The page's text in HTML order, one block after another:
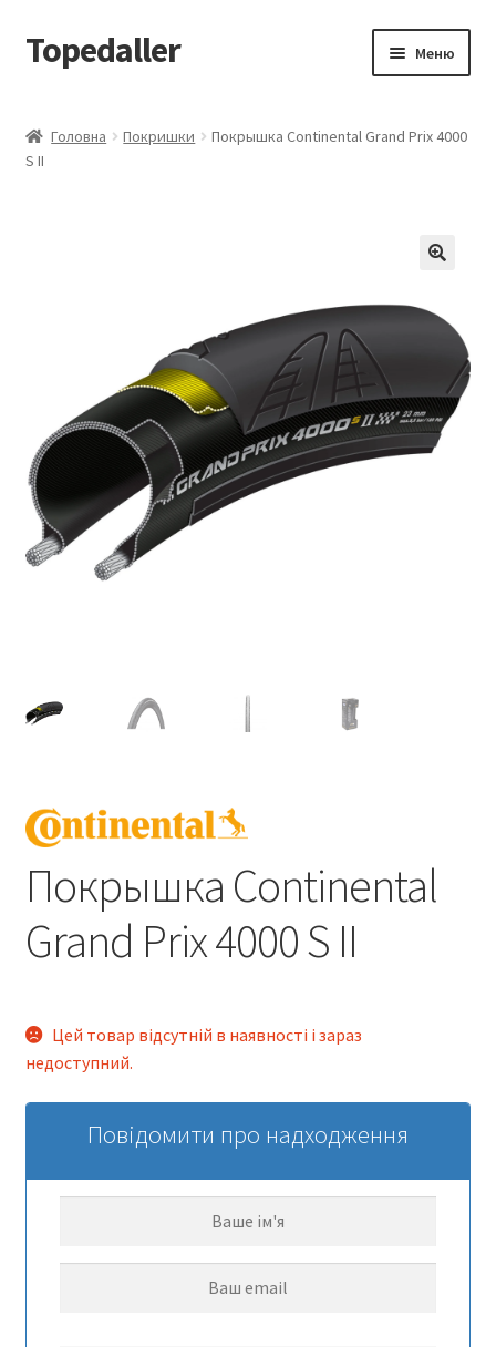
Перейти
до
Перейти
до
Topedaller Меню
Доставка
Головна Покришки
Покрышка Continental Grand Prix 4000
S II
Покрышка Continental
Grand Prix 4000 S II
Цей товар відсутній в наявності і зараз
недоступний.
Повідомити про надходження